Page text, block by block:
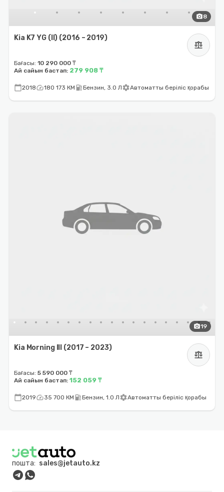
photo_camera8
Kia K7 YG (II) (2016 – 2019)
balance
Бағасы: 10 290 000 ₸
Ай сайын бастап: 279 908 ₸
calendar_today2018speed180 173 КМ local_gas_stationБензин, 3.0 ЛsettingsАвтоматты беріліс қорабы
photo_camera19
Kia Morning III (2017 – 2023)
balance
Бағасы: 5 590 000 ₸
Ай сайын бастап: 152 059 ₸
calendar_today2019speed35 700 КМ local_gas_stationБензин, 1.0 ЛsettingsАвтоматты беріліс қорабы
пошта: sales@jetauto.kz